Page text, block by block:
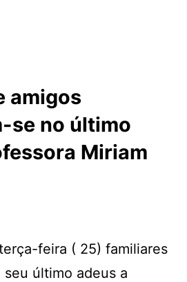
amigos
se no último
Miriam
feira ( 25) familiares
último adeus a